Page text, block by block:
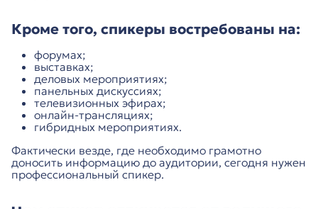
Кроме того, спикеры востребованы на:
форумах;
выставках;
деловых мероприятиях;
панельных дискуссиях;
телевизионных эфирах;
онлайн-трансляциях;
гибридных мероприятиях.
Фактически везде, где необходимо грамотно
доносить информацию до аудитории, сегодня нужен
профессиональный спикер.